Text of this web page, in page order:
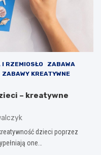
RZEMIOSŁO
ZABAWA
ZABAWY KREATYWNE
– kreatywne
dzieci poprzez
one…